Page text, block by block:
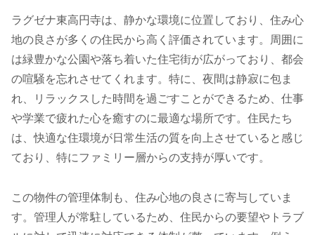
ラグゼナ東高円寺は、静かな環境に位置しており、住み心
地の良さが多くの住民から高く評価されています。周囲に
は緑豊かな公園や落ち着いた住宅街が広がっており、都会
の喧騒を忘れさせてくれます。特に、夜間は静寂に包ま
れ、リラックスした時間を過ごすことができるため、仕事
や学業で疲れた心を癒すのに最適な場所です。住民たち
は、快適な住環境が日常生活の質を向上させていると感じ
ており、特にファミリー層からの支持が厚いです。
この物件の管理体制も、住み心地の良さに寄与していま
す。管理人が常駐しているため、住民からの要望やトラブ